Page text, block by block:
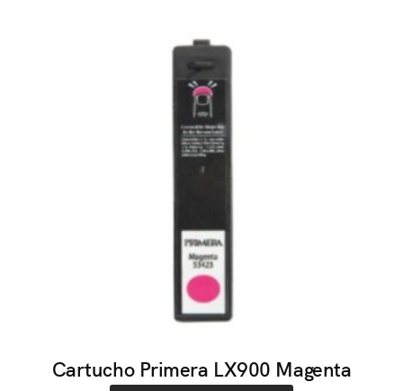
Cartucho Primera LX900 Magenta